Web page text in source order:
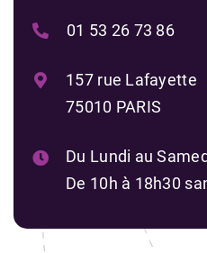
01 53 26 73 86
157 rue Lafayette
75010 PARIS
Du Lundi au
De 10h à 18h30